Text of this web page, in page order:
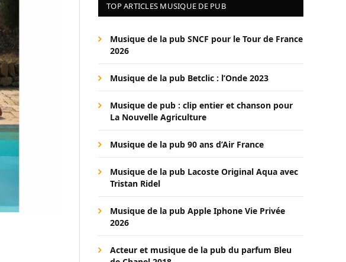
TOP ARTICLES MUSIQUE DE PUB
Musique de la pub SNCF pour le Tour de France
2026
Musique de la pub Betclic : l’Onde 2023
Musique de pub : clip entier et chanson pour
La Nouvelle Agriculture
Musique de la pub 90 ans d’Air France
Musique de la pub Lacoste Original Aqua avec
Tristan Ridel
Musique de la pub Apple Iphone Vie Privée
2026
Acteur et musique de la pub du parfum Bleu